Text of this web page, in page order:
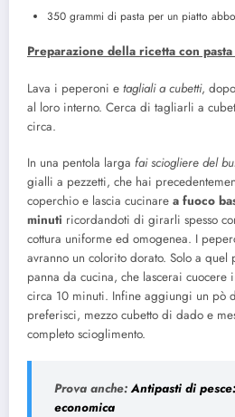
350 grammi di pasta per un piatto
Preparazione della ricetta con
Lava i peperoni e tagliali a cubetti,
al loro interno. Cerca di tagliarli a
circa.
In una pentola larga fai sciogliere del
gialli a pezzetti, che hai
coperchio e lascia cucinare a fuoco
minuti ricordandoti di girarli spesso
cottura uniforme ed omogenea. I
avranno un colorito dorato. Solo a
panna da cucina, che lascerai
circa 10 minuti. Infine aggiungi un pò
preferisci, mezzo cubetto di dado e
completo scioglimento.
Prova anche:Antipasti di
economica